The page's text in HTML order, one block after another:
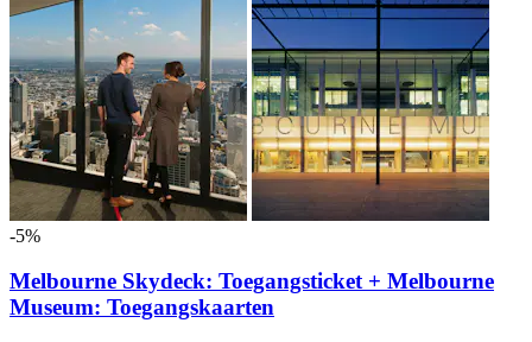
-5%
Melbourne Skydeck: Toegangsticket + Melbourne
Museum: Toegangskaarten